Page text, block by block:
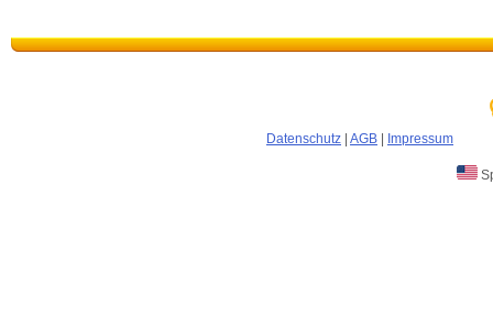
Datenschutz AGB Impressum